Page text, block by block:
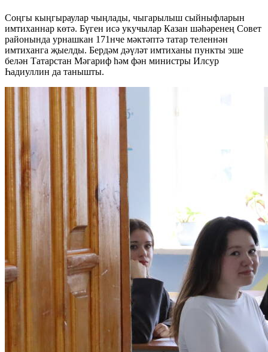
Соңгы кыңгыраулар чыңлады, чыгарылыш сыйныфларын
имтиханнар көтә. Бүген исә укучылар Казан шәһәренең Совет
районында урнашкан 171нче мәктәптә татар теленнән
имтиханга җыелды. Бердәм дәүләт имтиханы пункты эше
белән Татарстан Мәгариф һәм фән министры Илсур
Һадиуллин да танышты.